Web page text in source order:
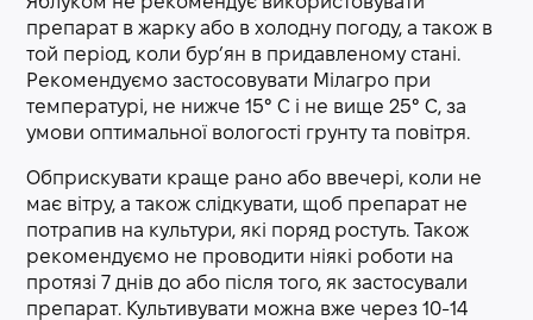
препарат в жарку або в холодну погоду, а також в
той період, коли бур’ян в придавленому стані.
Рекомендуємо застосовувати Мілагро при
температурі, не нижче 15° С і не вище 25° С, за
умови оптимальної вологості грунту та повітря.
Обприскувати краще рано або ввечері, коли не
має вітру, а також слідкувати, щоб препарат не
потрапив на культури, які поряд ростуть. Також
рекомендуємо не проводити ніякі роботи на
протязі 7 днів до або після того, як застосували
препарат. Культивувати можна вже через 10-14